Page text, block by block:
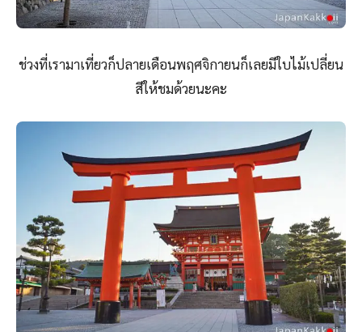
ช่วงที่เรามาเที่ยวก็ปลายเดือนพฤศจิกายนก็เลยมีใบไม้เปลี่ยน
สีให้ชมด้วยนะคะ